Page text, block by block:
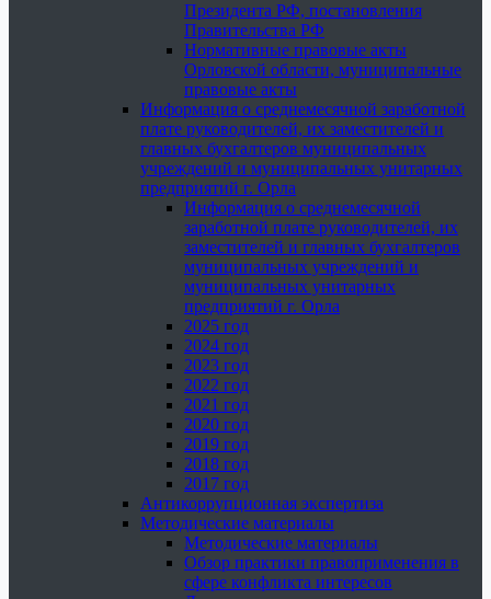
Президента РФ, постановления
Правительства РФ
Нормативные правовые акты
Орловской области, муниципальные
правовые акты
Информация о среднемесячной заработной
плате руководителей, их заместителей и
главных бухгалтеров муниципальных
учреждений и муниципальных унитарных
предприятий г. Орла
Информация о среднемесячной
заработной плате руководителей, их
заместителей и главных бухгалтеров
муниципальных учреждений и
муниципальных унитарных
предприятий г. Орла
2025 год
2024 год
2023 год
2022 год
2021 год
2020 год
2019 год
2018 год
2017 год
Антикоррупционная экспертиза
Методические материалы
Методические материалы
Обзор практики правоприменения в
сфере конфликта интересов